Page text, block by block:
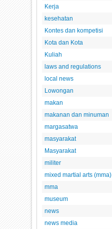
Kerja
kesehatan
Kontes dan kompetisi
Kota dan Kota
Kuliah
laws and regulations
local news
Lowongan
makan
makanan dan minuman
margasatwa
masyarakat
Masyarakat
militer
mixed martial arts (mma)
mma
museum
news
news media